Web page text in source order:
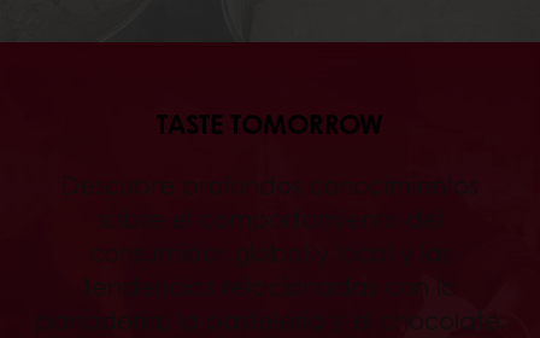
TASTE TOMORROW
Descubre profundos conocimientos
sobre el comportamiento del
consumidor global y local y las
tendencias relacionadas con la
panadería, la pastelería y el chocolate.